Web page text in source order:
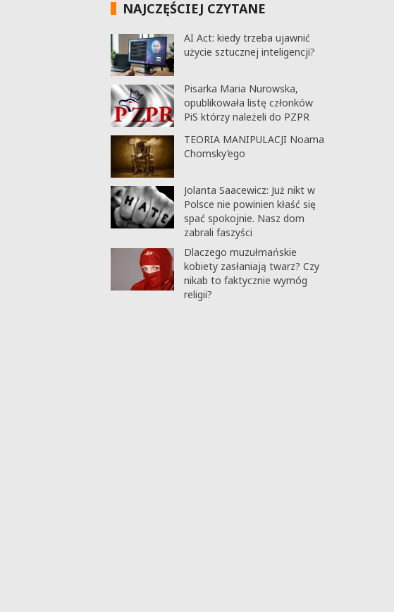
NAJCZĘŚCIEJ CZYTANE
AI Act: kiedy trzeba ujawnić
użycie sztucznej inteligencji?
Pisarka Maria Nurowska,
opublikowała listę członków
PiS którzy należeli do PZPR
TEORIA MANIPULACJI Noama
Chomsky’ego
Jolanta Saacewicz: Już nikt w
Polsce nie powinien kłaść się
spać spokojnie. Nasz dom
zabrali faszyści
Dlaczego muzułmańskie
kobiety zasłaniają twarz? Czy
nikab to faktycznie wymóg
religii?